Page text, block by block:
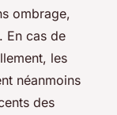
ombrage,
En cas de
les
néanmoins
des